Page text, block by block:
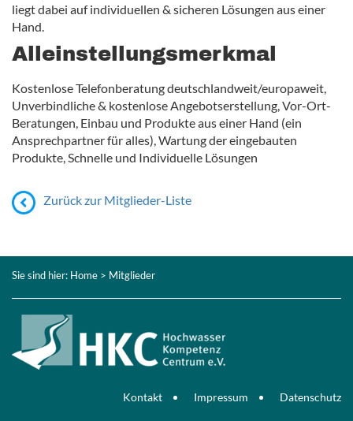
liegt dabei auf individuellen & sicheren Lösungen aus einer
Hand.
Alleinstellungsmerkmal
Kostenlose Telefonberatung deutschlandweit/europaweit,
Unverbindliche & kostenlose Angebotserstellung, Vor-Ort-
Beratungen, Einbau und Produkte aus einer Hand (ein
Ansprechpartner für alles), Wartung der eingebauten
Produkte, Schnelle und Individuelle Lösungen
Zurück zur Mitglieder-Liste
Sie sind hier: Home > Mitglieder
Kontakt Impressum Datenschutz